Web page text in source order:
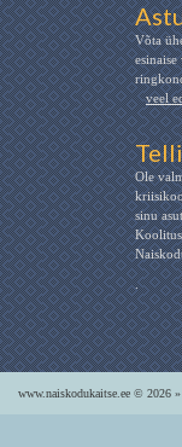
Võta
veel
Ole
sinu
.
www.naiskodukaitse.ee © 2026